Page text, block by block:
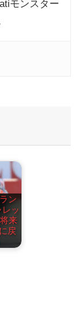
モンスター
ン
ッ
来
戻